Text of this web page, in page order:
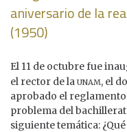
aniversario de la
(1950)
El 11 de octubre fue
el rector de launam, el
aprobado el
problema del
siguiente temática: